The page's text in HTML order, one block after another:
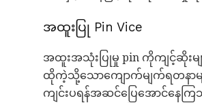
အထူးပြု Pin Vice
အထူးအသုံးပြုမှု pin ကိုကျင့်ဆိုး
ထိုကဲ့သို့သောကျောက်မျက်ရတနာ
ကျင်းပရန်အဆင်ပြေအောင်နေက